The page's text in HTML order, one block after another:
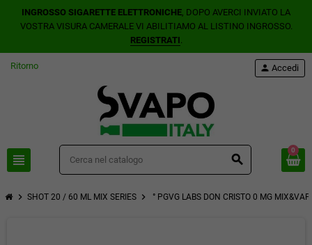
INGROSSO SIGARETTE ELETTRONICHE, DOPO AVERCI INVIATO LA
VOSTRA VISURA CAMERALE VI ABILITIAMO AL LISTINO INGROSSO.
REGISTRATI.
Ritorno
view_headline search
person Accedi
0
chevron_right SHOT 20 / 60 ML MIX SERIES chevron_right ° PGVG LABS DON CRISTO 0 MG